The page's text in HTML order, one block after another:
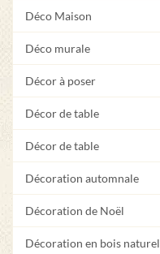
Déco Maison
Déco murale
Décor à poser
Décor de table
Décor de table
Décoration automnale
Décoration de Noël
Décoration en bois naturel